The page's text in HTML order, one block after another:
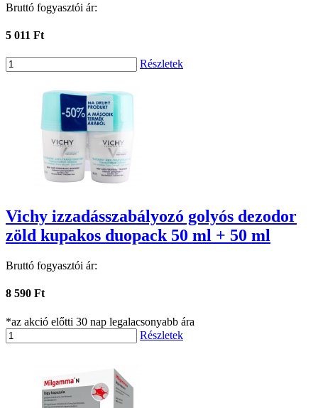
Bruttó fogyasztói ár:
5 011 Ft
Részletek
Vichy izzadásszabályozó golyós dezodor
zöld kupakos duopack 50 ml + 50 ml
Bruttó fogyasztói ár:
8 590 Ft
*az akció előtti 30 nap legalacsonyabb ára
Részletek